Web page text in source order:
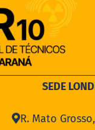
SEDE
R. Mato